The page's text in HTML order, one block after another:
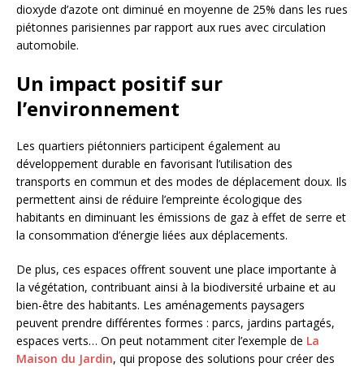
dioxyde d’azote ont diminué en moyenne de 25% dans les rues
piétonnes parisiennes par rapport aux rues avec circulation
automobile.
Un impact positif sur
l’environnement
Les quartiers piétonniers participent également au
développement durable en favorisant l’utilisation des
transports en commun et des modes de déplacement doux. Ils
permettent ainsi de réduire l’empreinte écologique des
habitants en diminuant les émissions de gaz à effet de serre et
la consommation d’énergie liées aux déplacements.
De plus, ces espaces offrent souvent une place importante à
la végétation, contribuant ainsi à la biodiversité urbaine et au
bien-être des habitants. Les aménagements paysagers
peuvent prendre différentes formes : parcs, jardins partagés,
espaces verts… On peut notamment citer l’exemple de La
Maison du Jardin, qui propose des solutions pour créer des